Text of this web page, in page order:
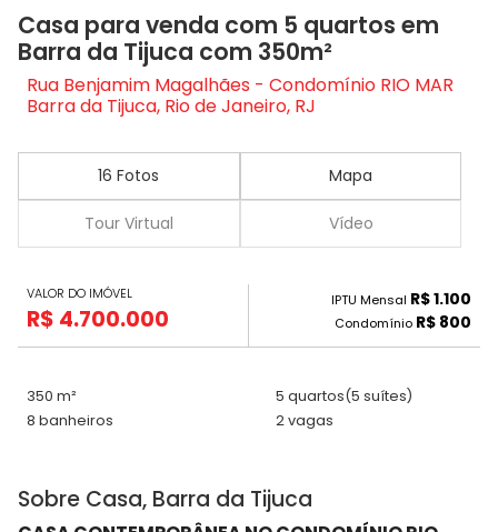
Casa para venda com 5 quartos em
Barra da Tijuca com 350m²
Rua Benjamim Magalhães - Condomínio RIO MAR
Barra da Tijuca, Rio de Janeiro, RJ
16 Fotos Mapa
Tour Virtual Vídeo
VALOR DO IMÓVEL
R$ 4.700.000
IPTU Mensal R$ 1.100
Condomínio R$ 800
350 m² 5 quartos(5 suítes)
8 banheiros
2 vagas
Sobre Casa, Barra da Tijuca